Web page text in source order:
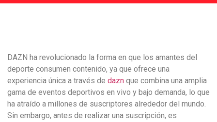
DAZN ha revolucionado la forma en que los amantes del
deporte consumen contenido, ya que ofrece una
experiencia única a través de dazn que combina una amplia
gama de eventos deportivos en vivo y bajo demanda, lo que
ha atraído a millones de suscriptores alrededor del mundo.
Sin embargo, antes de realizar una suscripción, es